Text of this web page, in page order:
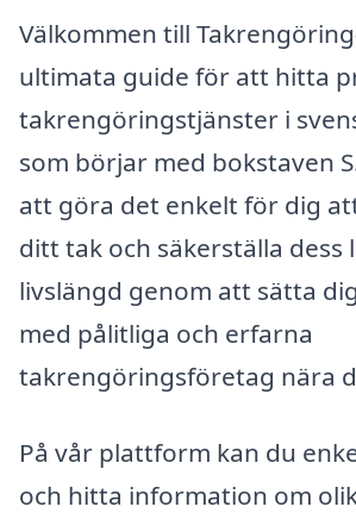
Välkommen till
ultimata guide för att hitta
takrengöringstjänster i
som börjar med bokstaven
att göra det enkelt för dig
ditt tak och säkerställa dess
livslängd genom att sätta
med pålitliga och erfarna
takrengöringsföretag nära
På vår plattform kan du
och hitta information om